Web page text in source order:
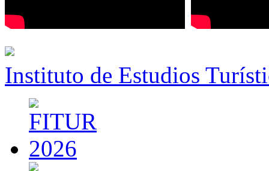
Instituto de Estudios